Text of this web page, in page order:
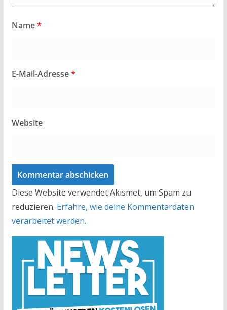
Name*
E-Mail-Adresse*
Website
Diese Website verwendet Akismet, um Spam zu
reduzieren. Erfahre, wie deine Kommentardaten
verarbeitet werden.